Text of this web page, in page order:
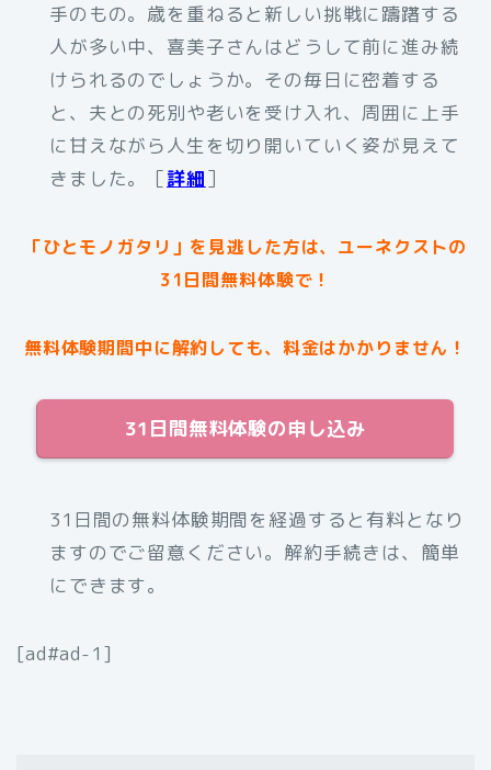
手のもの。歳を重ねると新しい挑戦に躊躇する
人が多い中、喜美子さんはどうして前に進み続
けられるのでしょうか。その毎日に密着する
と、夫との死別や老いを受け入れ、周囲に上手
に甘えながら人生を切り開いていく姿が見えて
きました。［詳細］
「ひとモノガタリ」を見逃した方は、ユーネクストの
31日間無料体験で！
無料体験期間中に解約しても、料金はかかりません！
31日間無料体験の申し込み
31日間の無料体験期間を経過すると有料となり
ますのでご留意ください。解約手続きは、簡単
にできます。
[ad#ad-1]